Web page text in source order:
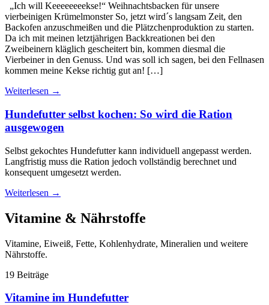
„Ich will Keeeeeeeekse!“ Weihnachtsbacken für unsere
vierbeinigen Krümelmonster So, jetzt wird´s langsam Zeit, den
Backofen anzuschmeißen und die Plätzchenproduktion zu starten.
Da ich mit meinen letztjährigen Backkreationen bei den
Zweibeinern kläglich gescheitert bin, kommen diesmal die
Vierbeiner in den Genuss. Und was soll ich sagen, bei den Fellnasen
kommen meine Kekse richtig gut an! […]
Weiterlesen →
Hundefutter selbst kochen: So wird die Ration
ausgewogen
Selbst gekochtes Hundefutter kann individuell angepasst werden.
Langfristig muss die Ration jedoch vollständig berechnet und
konsequent umgesetzt werden.
Weiterlesen →
Vitamine & Nährstoffe
Vitamine, Eiweiß, Fette, Kohlenhydrate, Mineralien und weitere
Nährstoffe.
19 Beiträge
Vitamine im Hundefutter